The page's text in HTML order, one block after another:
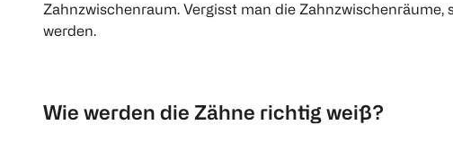
Zahnzwischenraum. Vergisst man die
werden.
Wie werden die Zähne richtig weiß?